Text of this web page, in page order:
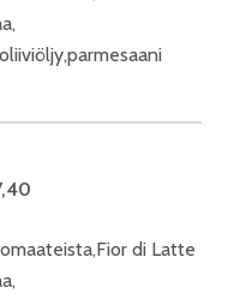
di Latte